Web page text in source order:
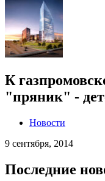
К
"пряник" -
Новости
9 сентября, 2014
Последние